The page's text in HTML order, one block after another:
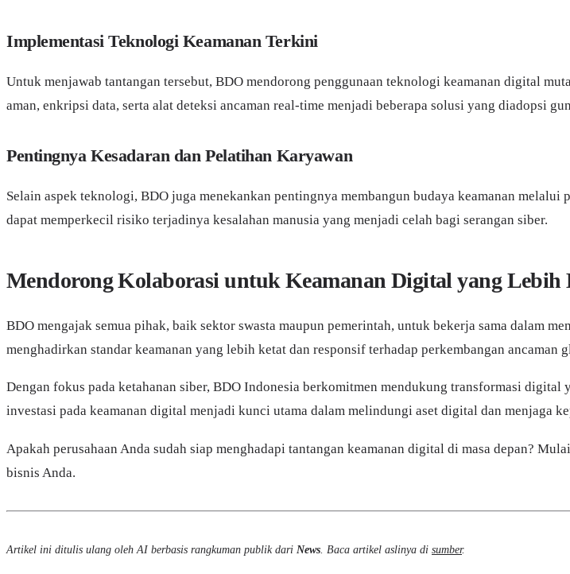
Implementasi Teknologi Keamanan Terkini
Untuk menjawab tantangan tersebut, BDO mendorong penggunaan teknologi keamanan digital
aman, enkripsi data, serta alat deteksi ancaman real-time menjadi beberapa solusi yang diadopsi
Pentingnya Kesadaran dan Pelatihan Karyawan
Selain aspek teknologi, BDO juga menekankan pentingnya membangun budaya keamanan
dapat memperkecil risiko terjadinya kesalahan manusia yang menjadi celah bagi serangan siber.
Mendorong Kolaborasi untuk Keamanan Digital yang Lebih
BDO mengajak semua pihak, baik sektor swasta maupun pemerintah, untuk bekerja sama dalam
menghadirkan standar keamanan yang lebih ketat dan responsif terhadap perkembangan ancaman
Dengan fokus pada ketahanan siber, BDO Indonesia berkomitmen mendukung transformasi
investasi pada keamanan digital menjadi kunci utama dalam melindungi aset digital dan menjaga
Apakah perusahaan Anda sudah siap menghadapi tantangan keamanan digital di masa depan?
bisnis Anda.
Artikel ini ditulis ulang oleh AI berbasis rangkuman publik dari News . Baca artikel aslinya di sumber.